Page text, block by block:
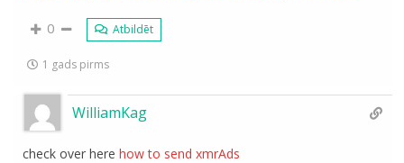
0 Atbildēt
1 gads pirms
WilliamKag
check over herehow to send xmrAds